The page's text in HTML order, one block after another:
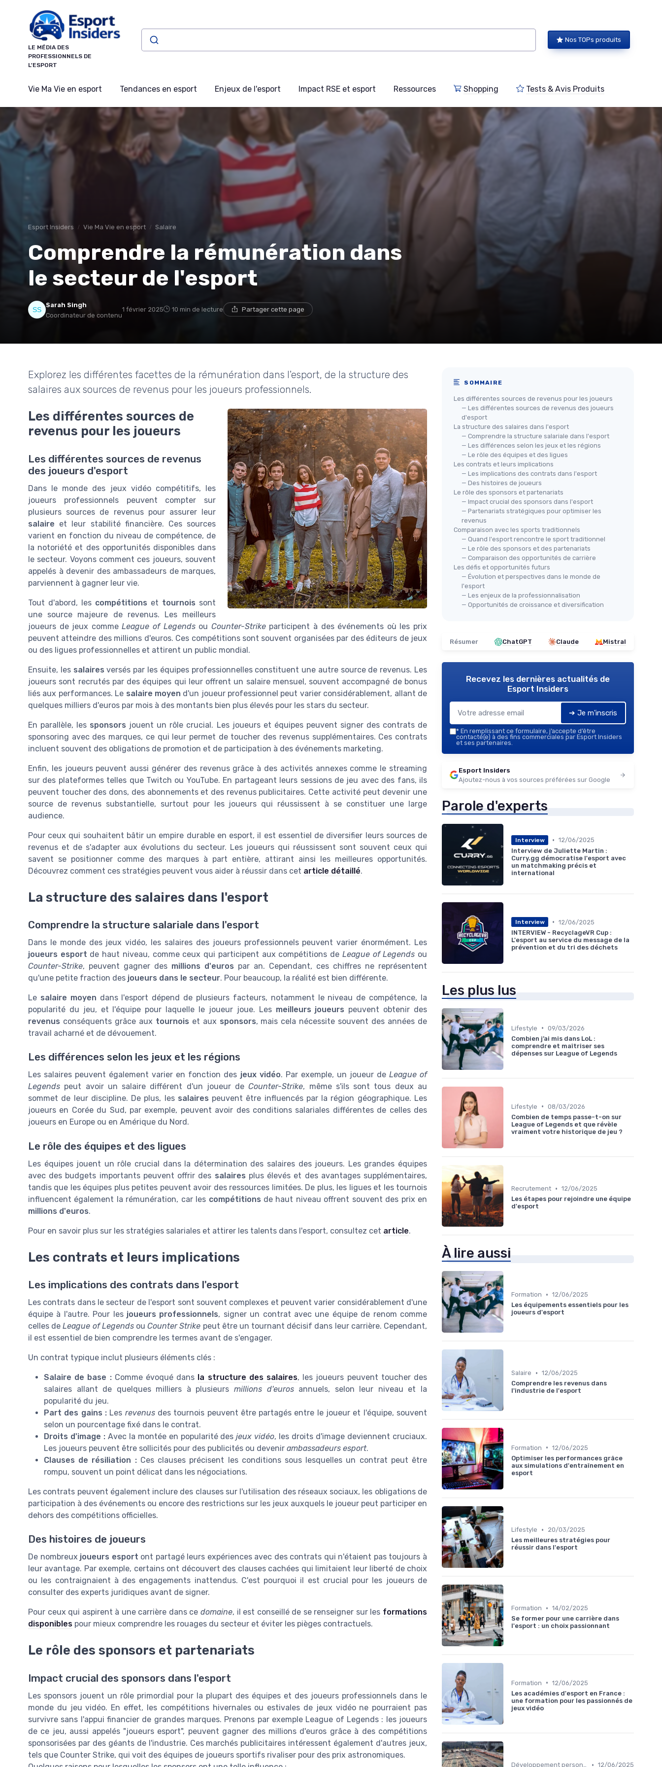
LE MÉDIA DES
PROFESSIONNELS DE
L'ESPORT
Nos TOPs produits
Vie Ma Vie en esport Tendances en esport Enjeux de l'esport Impact RSE et esport Ressources Shopping Tests & Avis Produits
Esport Insiders Vie Ma Vie en esport Salaire
Comprendre la rémunération dans
le secteur de l'esport
Sarah Singh
Coordinateur de contenu
1 février 2025 10 min de lecture Partager cette page
Explorez les différentes facettes de la rémunération dans l'esport, de la structure des
salaires aux sources de revenus pour les joueurs professionnels.
Les différentes sources de
revenus pour les joueurs
Les différentes sources de revenus
des joueurs d'esport
Dans le monde des jeux vidéo compétitifs, les
joueurs professionnels peuvent compter sur
plusieurs sources de revenus pour assurer leur
salaire et leur stabilité financière. Ces sources
varient en fonction du niveau de compétence, de
la notoriété et des opportunités disponibles dans
le secteur. Voyons comment ces joueurs, souvent
appelés à devenir des ambassadeurs de marques,
parviennent à gagner leur vie.
Tout d'abord, les compétitions et tournois sont
une source majeure de revenus. Les meilleurs
joueurs de jeux commeLeague of Legendsou Counter-Strikeparticipent à des événements où les prix
peuvent atteindre des millions d'euros. Ces compétitions sont souvent organisées par des éditeurs de jeux
ou des ligues professionnelles et attirent un public mondial.
Ensuite, les salaires versés par les équipes professionnelles constituent une autre source de revenus. Les
joueurs sont recrutés par des équipes qui leur offrent un salaire mensuel, souvent accompagné de bonus
liés aux performances. Le salaire moyen d'un joueur professionnel peut varier considérablement, allant de
quelques milliers d'euros par mois à des montants bien plus élevés pour les stars du secteur.
En parallèle, les sponsors jouent un rôle crucial. Les joueurs et équipes peuvent signer des contrats de
sponsoring avec des marques, ce qui leur permet de toucher des revenus supplémentaires. Ces contrats
incluent souvent des obligations de promotion et de participation à des événements marketing.
Enfin, les joueurs peuvent aussi générer des revenus grâce à des activités annexes comme le streaming
sur des plateformes telles que Twitch ou YouTube. En partageant leurs sessions de jeu avec des fans, ils
peuvent toucher des dons, des abonnements et des revenus publicitaires. Cette activité peut devenir une
source de revenus substantielle, surtout pour les joueurs qui réussissent à se constituer une large
audience.
Pour ceux qui souhaitent bâtir un empire durable en esport, il est essentiel de diversifier leurs sources de
revenus et de s'adapter aux évolutions du secteur. Les joueurs qui réussissent sont souvent ceux qui
savent se positionner comme des marques à part entière, attirant ainsi les meilleures opportunités.
Découvrez comment ces stratégies peuvent vous aider à réussir dans cet article détaillé.
La structure des salaires dans l'esport
Comprendre la structure salariale dans l'esport
Dans le monde des jeux vidéo, les salaires des joueurs professionnels peuvent varier énormément. Les
joueurs esport de haut niveau, comme ceux qui participent aux compétitions de League of Legends ou
Counter-Strike, peuvent gagner des millions d'euros par an. Cependant, ces chiffres ne représentent
qu'une petite fraction des joueurs dans le secteur. Pour beaucoup, la réalité est bien différente.
Le salaire moyen dans l'esport dépend de plusieurs facteurs, notamment le niveau de compétence, la
popularité du jeu, et l'équipe pour laquelle le joueur joue. Les meilleurs joueurs peuvent obtenir des
revenus conséquents grâce aux tournois et aux sponsors, mais cela nécessite souvent des années de
travail acharné et de dévouement.
Les différences selon les jeux et les régions
Les salaires peuvent également varier en fonction des jeux vidéo. Par exemple, un joueur de League of
Legends peut avoir un salaire différent d'un joueur deCounter-Strike, même s'ils sont tous deux au
sommet de leur discipline. De plus, les salaires peuvent être influencés par la région géographique. Les
joueurs en Corée du Sud, par exemple, peuvent avoir des conditions salariales différentes de celles des
joueurs en Europe ou en Amérique du Nord.
Le rôle des équipes et des ligues
Les équipes jouent un rôle crucial dans la détermination des salaires des joueurs. Les grandes équipes
avec des budgets importants peuvent offrir des salaires plus élevés et des avantages supplémentaires,
tandis que les équipes plus petites peuvent avoir des ressources limitées. De plus, les ligues et les tournois
influencent également la rémunération, car les compétitions de haut niveau offrent souvent des prix en
millions d'euros.
Pour en savoir plus sur les stratégies salariales et attirer les talents dans l'esport, consultez cet article.
Les contrats et leurs implications
Les implications des contrats dans l'esport
Les contrats dans le secteur de l'esport sont souvent complexes et peuvent varier considérablement d'une
équipe à l'autre. Pour les joueurs professionnels, signer un contrat avec une équipe de renom comme
celles deLeague of LegendsouCounter Strike peut être un tournant décisif dans leur carrière. Cependant,
il est essentiel de bien comprendre les termes avant de s'engager.
Un contrat typique inclut plusieurs éléments clés :
Salaire de base :Comme évoqué dans la structure des salaires, les joueurs peuvent toucher des
salaires allant de quelques milliers à plusieurs millions d'eurosannuels, selon leur niveau et la
popularité du jeu.
Part des gains :Les revenusdes tournois peuvent être partagés entre le joueur et l'équipe, souvent
selon un pourcentage fixé dans le contrat.
Droits d'image :Avec la montée en popularité desjeux vidéo, les droits d'image deviennent cruciaux.
Les joueurs peuvent être sollicités pour des publicités ou devenir ambassadeurs esport.
Clauses de résiliation :Ces clauses précisent les conditions sous lesquelles un contrat peut être
rompu, souvent un point délicat dans les négociations.
Les contrats peuvent également inclure des clauses sur l'utilisation des réseaux sociaux, les obligations de
participation à des événements ou encore des restrictions sur les jeux auxquels le joueur peut participer en
dehors des compétitions officielles.
Des histoires de joueurs
De nombreux joueurs esport ont partagé leurs expériences avec des contrats qui n'étaient pas toujours à
leur avantage. Par exemple, certains ont découvert des clauses cachées qui limitaient leur liberté de choix
ou les contraignaient à des engagements inattendus. C'est pourquoi il est crucial pour les joueurs de
consulter des experts juridiques avant de signer.
Pour ceux qui aspirent à une carrière dans ce domaine, il est conseillé de se renseigner sur les formations
disponibles pour mieux comprendre les rouages du secteur et éviter les pièges contractuels.
Le rôle des sponsors et partenariats
Impact crucial des sponsors dans l'esport
Les sponsors jouent un rôle primordial pour la plupart des équipes et des joueurs professionnels dans le
monde du jeu vidéo. En effet, les compétitions hivernales ou estivales de jeux vidéo ne pourraient pas
survivre sans l'appui financier de grandes marques. Prenons par exemple League of Legends : les joueurs
de ce jeu, aussi appelés "joueurs esport", peuvent gagner des millions d'euros grâce à des compétitions
sponsorisées par des géants de l'industrie. Ces marchés publicitaires intéressent également d'autres jeux,
tels que Counter Strike, qui voit des équipes de joueurs sportifs rivaliser pour des prix astronomiques.
SOMMAIRE
Les différentes sources de revenus pour les joueurs
— Les différentes sources de revenus des joueurs
d'esport
La structure des salaires dans l'esport
— Comprendre la structure salariale dans l'esport
— Les différences selon les jeux et les régions
— Le rôle des équipes et des ligues
Les contrats et leurs implications
— Les implications des contrats dans l'esport
— Des histoires de joueurs
Le rôle des sponsors et partenariats
— Impact crucial des sponsors dans l'esport
— Partenariats stratégiques pour optimiser les
revenus
Comparaison avec les sports traditionnels
— Quand l'esport rencontre le sport traditionnel
— Le rôle des sponsors et des partenariats
— Comparaison des opportunités de carrière
Les défis et opportunités futurs
— Évolution et perspectives dans le monde de
l'esport
— Les enjeux de la professionnalisation
— Opportunités de croissance et diversification
Résumer ChatGPT Claude Mistral
Recevez les dernières actualités de
Esport Insiders
➔ Je m'inscris
* En remplissant ce formulaire, j’accepte d’être
contacté(e) à des fins commerciales par Esport Insiders
et ses partenaires.
Esport Insiders
Ajoutez-nous à vos sources préférées sur Google
Parole d'experts
Interview • 12/06/2025
Interview de Juliette Martin :
Curry.gg démocratise l'esport avec
un matchmaking précis et
international
Interview • 12/06/2025
INTERVIEW - RecyclageVR Cup :
L'esport au service du message de la
prévention et du tri des déchets
Les plus lus
Lifestyle • 09/03/2026
Combien j’ai mis dans LoL :
comprendre et maîtriser ses
dépenses sur League of Legends
Lifestyle • 08/03/2026
Combien de temps passe-t-on sur
League of Legends et que révèle
vraiment votre historique de jeu ?
Recrutement • 12/06/2025
Les étapes pour rejoindre une équipe
d'esport
À lire aussi
Formation • 12/06/2025
Les équipements essentiels pour les
joueurs d'esport
Salaire • 12/06/2025
Comprendre les revenus dans
l'industrie de l'esport
Formation • 12/06/2025
Optimiser les performances grâce
aux simulations d'entraînement en
esport
Lifestyle •
20/03/2025
Les meilleures stratégies pour
réussir dans l'esport
Formation • 14/02/2025
Se former pour une carrière dans
l'esport : un choix passionnant
Formation • 12/06/2025
Les académies d'esport en France :
une formation pour les passionnés de
jeux vidéo
Développement personnel • 12/06/2025